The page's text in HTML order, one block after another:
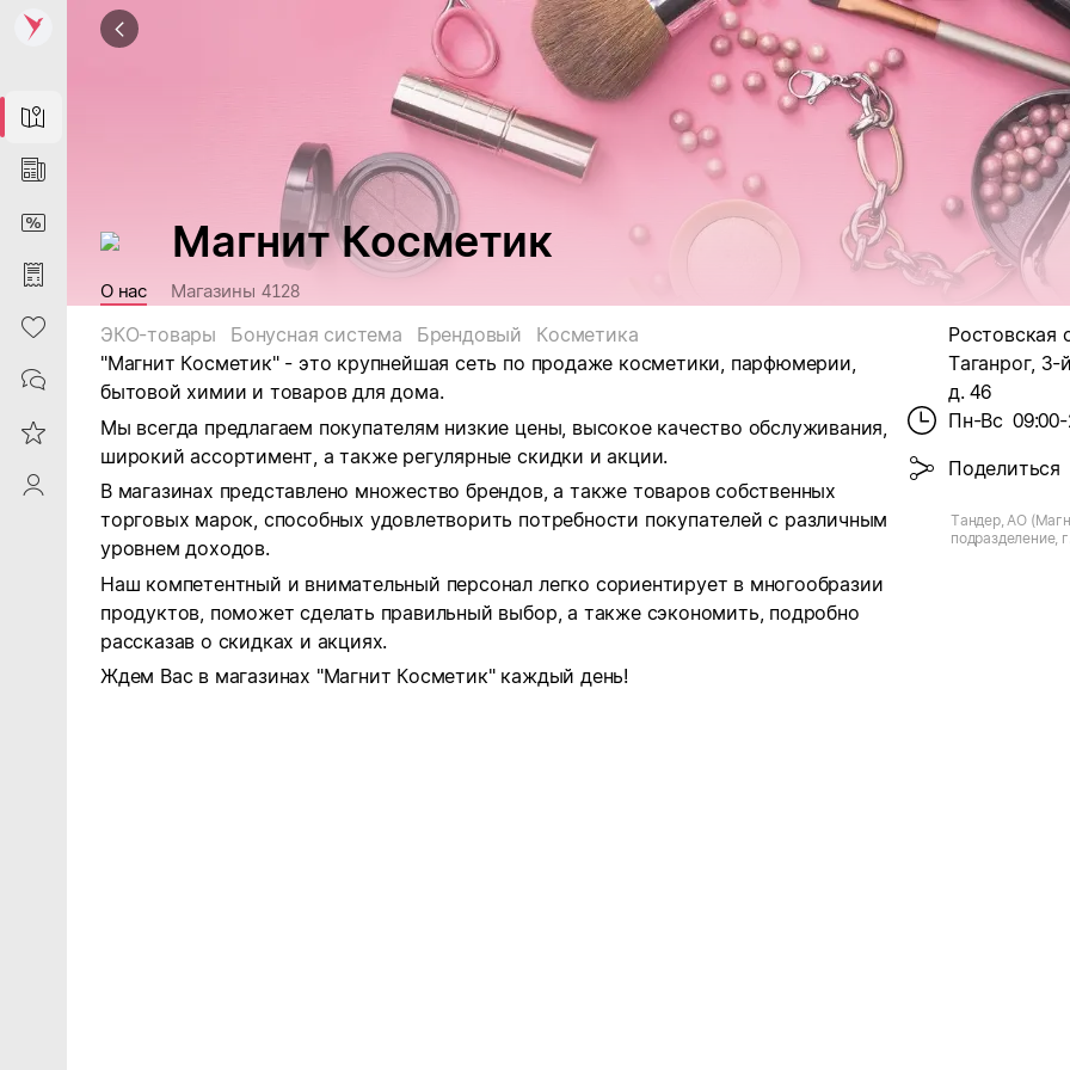
Map
News
DiscountCard
Purchases
Heart
Contacts
Reviews
ProfileSaby
Магнит Косметик
О нас Магазины 4128
ЭКО-товары Бонусная система Брендовый
Косметика
"Магнит Косметик" - это крупнейшая сеть по продаже косметики, парфюмерии,
бытовой химии и товаров для дома.
Мы всегда предлагаем покупателям низкие цены, высокое качество обслуживания,
широкий ассортимент, а также регулярные скидки и акции.
В магазинах представлено множество брендов, а также товаров собственных
торговых марок, способных удовлетворить потребности покупателей с различным
уровнем доходов.
Наш компетентный и внимательный персонал легко сориентирует в многообразии
продуктов, поможет сделать правильный выбор, а также сэкономить, подробно
рассказав о скидках и акциях.
Ждем Вас в магазинах "Магнит Косметик" каждый день!
Ростовская
Таганрог,
д. 46
Пн-Вс
Поделиться
Тандер, АО
подразделение,